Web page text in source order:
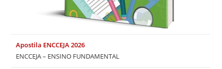
Apostila ENCCEJA 2026
ENCCEJA – ENSINO FUNDAMENTAL